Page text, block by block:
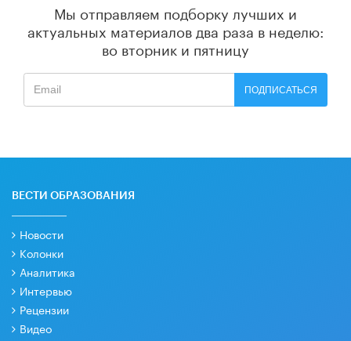
Мы отправляем подборку лучших и
актуальных материалов два раза в неделю:
во вторник и пятницу
ПОДПИСАТЬСЯ
ВЕСТИ ОБРАЗОВАНИЯ
Новости
Колонки
Аналитика
Интервью
Рецензии
Видео